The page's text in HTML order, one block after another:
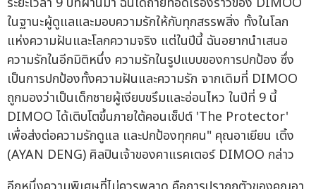
ในฐานะผู้ดูแลและมอบความรักให้กับทุกสรรพสิ่ง ทั้งในโลก
แห่งความฝันและโลกความจริง แต่ในปีนี้ ฉันอยากนำเสนอ
ความรักในอีกมิติหนึ่ง ความรักในรูปแบบของการปกป้อง ซึ่ง
เป็นการปกป้องทั้งความฝันและความรัก จากเดิมที่ DIMOO
ถูกมองว่าเป็นเด็กชายผู้เงียบขรึมและอ่อนไหว ในปีที่ 9 นี้
DIMOO ได้เติบโตขึ้นภายใต้คอนเซ็ปต์ 'The Protector'
เพื่อส่งต่อความรักดูแล และปกป้องทุกคน" คุณอาเยียน เติ้ง
(AYAN DENG) ศิลปินเจ้าของคาแรคเตอร์ DIMOO กล่าว